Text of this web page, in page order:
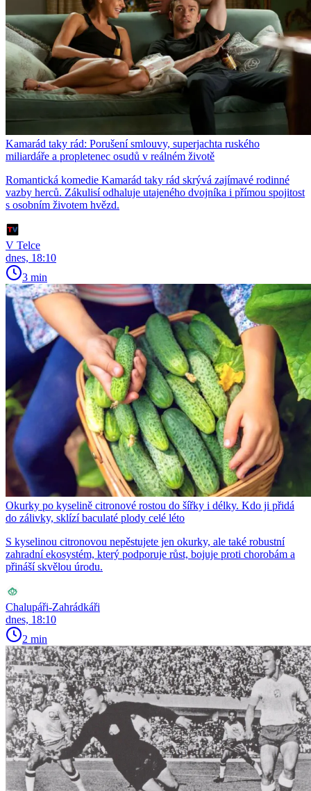
Kamarád taky rád: Porušení smlouvy, superjachta ruského
miliardáře a propletenec osudů v reálném životě
Romantická komedie Kamarád taky rád skrývá zajímavé rodinné
vazby herců. Zákulisí odhaluje utajeného dvojníka i přímou spojitost
s osobním životem hvězd.
V Telce
dnes, 18:10
3 min
Okurky po kyselině citronové rostou do šířky i délky. Kdo ji přidá
do zálivky, sklízí baculaté plody celé léto
S kyselinou citronovou nepěstujete jen okurky, ale také robustní
zahradní ekosystém, který podporuje růst, bojuje proti chorobám a
přináší skvělou úrodu.
Chalupáři-Zahrádkáři
dnes, 18:10
2 min